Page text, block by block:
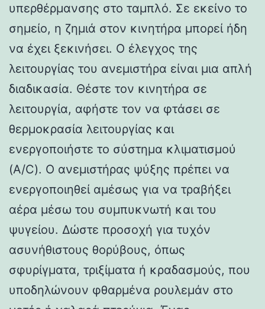
υπερθέρμανσης στο ταμπλό. Σε εκείνο το
σημείο, η ζημιά στον κινητήρα μπορεί ήδη
να έχει ξεκινήσει. Ο έλεγχος της
λειτουργίας του ανεμιστήρα είναι μια απλή
διαδικασία. Θέστε τον κινητήρα σε
λειτουργία, αφήστε τον να φτάσει σε
θερμοκρασία λειτουργίας και
ενεργοποιήστε το σύστημα κλιματισμού
(A/C). Ο ανεμιστήρας ψύξης πρέπει να
ενεργοποιηθεί αμέσως για να τραβήξει
αέρα μέσω του συμπυκνωτή και του
ψυγείου. Δώστε προσοχή για τυχόν
ασυνήθιστους θορύβους, όπως
σφυρίγματα, τριξίματα ή κραδασμούς, που
υποδηλώνουν φθαρμένα ρουλεμάν στο